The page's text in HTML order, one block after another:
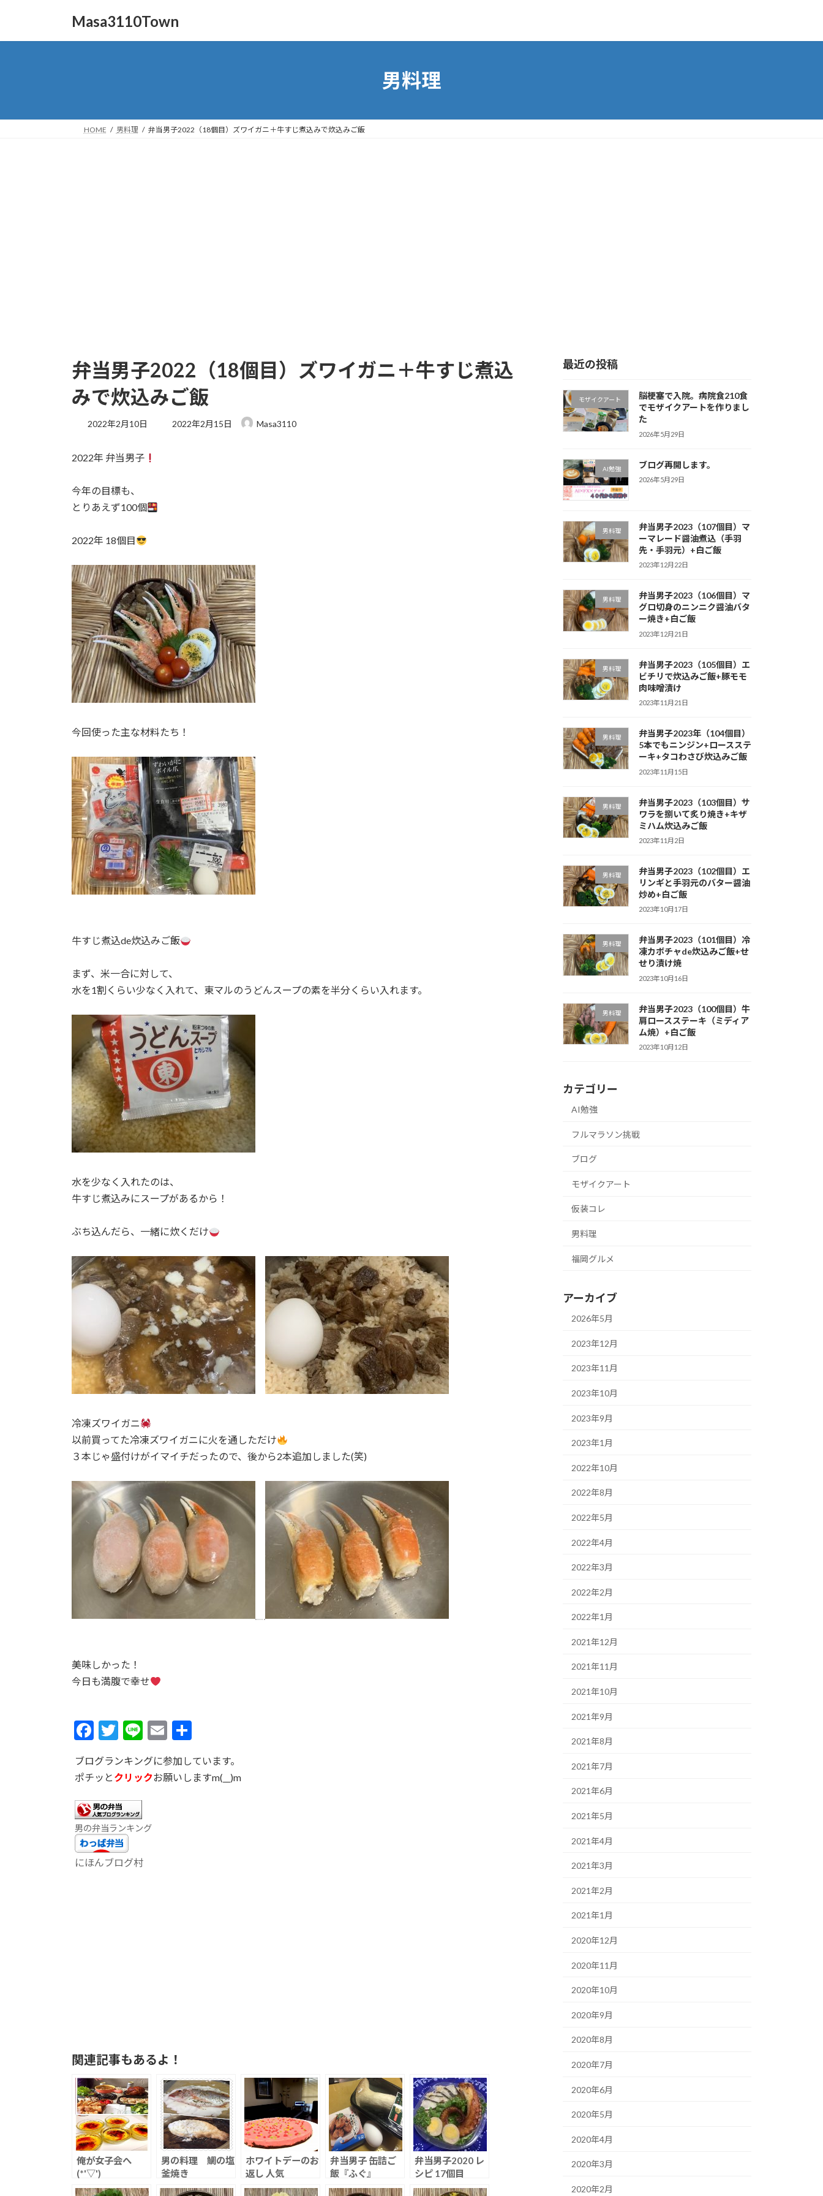
Masa3110Town
男料理
HOME 男料理 弁当男子2022（18個目）ズワイガニ＋牛すじ煮込みで炊込みご飯
弁当男子2022（18個目）ズワイガニ＋牛すじ煮込
みで炊込みご飯
2022年2月10日
最
2022年2月15日 Masa3110
2022年 弁当男子
今年の目標も、
とりあえず100個
2022年 18個目
今回使った主な材料たち！
牛すじ煮込de炊込みご飯
まず、米一合に対して、
水を1割くらい少なく入れて、東マルのうどんスープの素を半分くらい入れます。
水を少なく入れたのは、
牛すじ煮込みにスープがあるから！
ぶち込んだら、一緒に炊くだけ
冷凍ズワイガニ
以前買ってた冷凍ズワイガニに火を通しただけ
３本じゃ盛付けがイマイチだったので、後から2本追加しました(笑)
美味しかった！
今日も満腹で幸せ
F
ac
e
b
o
o
k
T
itt
er
Li
n
e
E
ai
l
ブログランキングに参加しています。
ポチッと クリックお願いしますm(__)m
男の弁当ランキング
にほんブログ村
関連記事もあるよ！
俺が女子会へ
(*'▽')
男の料理 鯛の塩
釜焼き
ホワイトデーのお
返し 人気
弁当男子 缶詰ご
飯『ふぐ』
弁当男子2020 レ
シピ 17個目
最近の投稿
モザイクアート
脳梗塞で入院。病院食210食
でモザイクアートを作りまし
た
2026年5月29日
AI勉強 ブログ再開します。
2026年5月29日
男料理
弁当男子2023（107個目）マ
ーマレード醤油煮込（手羽
先・手羽元）+白ご飯
2023年12月22日
男料理
弁当男子2023（106個目）マ
グロ切身のニンニク醤油バタ
ー焼き+白ご飯
2023年12月21日
男料理
弁当男子2023（105個目）エ
ビチリで炊込みご飯+豚モモ
肉味噌漬け
2023年11月21日
男料理
弁当男子2023年（104個目）
5本でもニンジン+ロースステ
ーキ+タコわさび炊込みご飯
2023年11月15日
男料理
弁当男子2023（103個目）サ
ワラを捌いて炙り焼き+キザ
ミハム炊込みご飯
2023年11月2日
男料理
弁当男子2023（102個目）エ
リンギと手羽元のバター醤油
炒め+白ご飯
2023年10月17日
男料理
弁当男子2023（101個目）冷
凍カボチャde炊込みご飯+せ
せり漬け焼
2023年10月16日
男料理
弁当男子2023（100個目）牛
肩ロースステーキ（ミディア
ム焼）+白ご飯
2023年10月12日
カテゴリー
AI勉強
フルマラソン挑戦
ブログ
モザイクアート
仮装コレ
男料理
福岡グルメ
アーカイブ
2026年5月
2023年12月
2023年11月
2023年10月
2023年9月
2023年1月
2022年10月
2022年8月
2022年5月
2022年4月
2022年3月
2022年2月
2022年1月
2021年12月
2021年11月
2021年10月
2021年9月
2021年8月
2021年7月
2021年6月
2021年5月
2021年4月
2021年3月
2021年2月
2021年1月
2020年12月
2020年11月
2020年10月
2020年9月
2020年8月
2020年7月
2020年6月
2020年5月
2020年4月
2020年3月
2020年2月